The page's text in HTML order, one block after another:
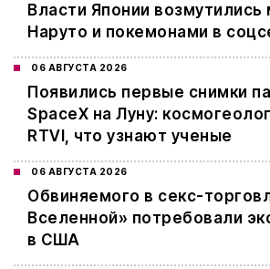
Власти Японии
Наруто и покемонами в
06 АВГУСТА 2026
Появились первые снимки
SpaceX на Луну:
RTVI, что узнают ученые
06 АВГУСТА 2026
Обвиняемого в секс-
Вселенной» потребовали
в США